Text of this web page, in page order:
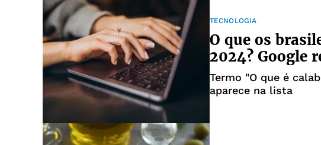
TECNOLOGIA
O que os
2024? Google
Termo "O que é
aparece na lista